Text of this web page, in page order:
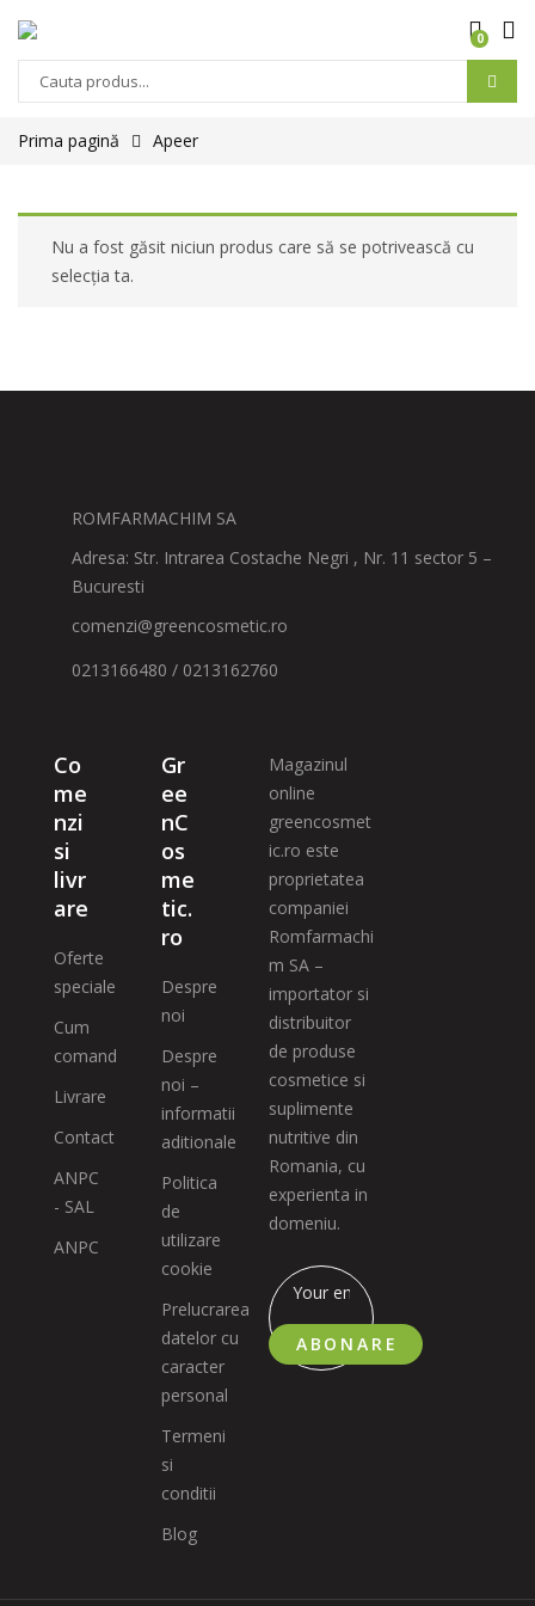
0
Prima pagină Apeer
Nu a fost găsit niciun produs care să se potrivească cu
selecția ta.
ROMFARMACHIM SA
Adresa: Str. Intrarea Costache Negri , Nr. 11 sector 5 –
Bucuresti
comenzi@greencosmetic.ro
0213166480 / 0213162760
Co
me
nzi
si
livr
are
Oferte
speciale
Cum
comand
Livrare
Contact
ANPC
- SAL
ANPC
Gr
ee
nC
os
me
tic.
ro
Despre
noi
Despre
noi –
informatii
aditionale
Politica
de
utilizare
cookie
Prelucrarea
datelor cu
caracter
personal
Termeni
si
conditii
Blog
Magazinul
online
greencosmet
ic.ro este
proprietatea
companiei
Romfarmachi
m SA –
importator si
distribuitor
de produse
cosmetice si
suplimente
nutritive din
Romania, cu
experienta in
domeniu.
ABONARE